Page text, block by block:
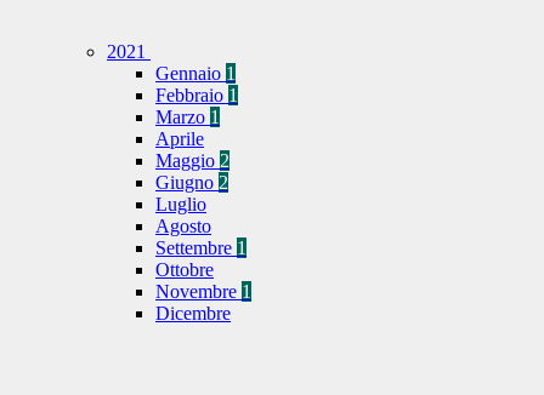
2021
Gennaio 1
Febbraio 1
Marzo 1
Aprile
Maggio 2
Giugno 2
Luglio
Agosto
Settembre 1
Ottobre
Novembre 1
Dicembre